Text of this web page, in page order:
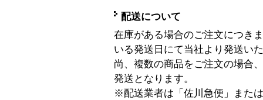
配送について
在庫がある場合のご注文につき
いる発送日にて当社より発送い
尚、複数の商品をご注文の場合
発送となります。
※配送業者は「佐川急便」また